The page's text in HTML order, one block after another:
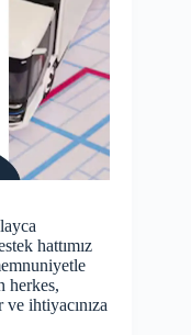
hattımız
herkes,
ihtiyacınıza